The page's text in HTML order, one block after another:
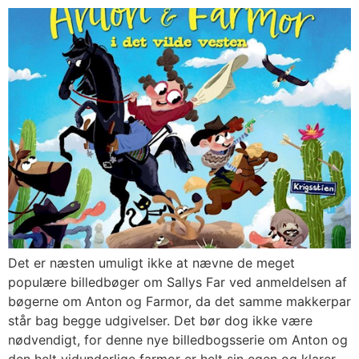
Det er næsten umuligt ikke at nævne de meget
populære billedbøger om Sallys Far ved anmeldelsen af
bøgerne om Anton og Farmor, da det samme makkerpar
står bag begge udgivelser. Det bør dog ikke være
nødvendigt, for denne nye billedbogsserie om Anton og